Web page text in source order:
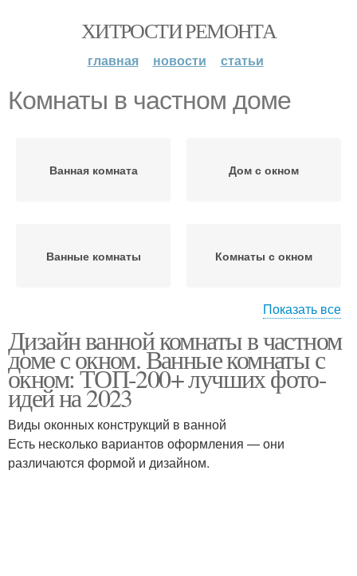
ХИТРОСТИ РЕМОНТА
главная новости статьи
Комнаты в частном доме
Ванная комната Дом с окном
Ванные комнаты Комнаты с окном
Комната с окном Комната в частном доме
Дом по собственному
проекту
Комнаты с душевой
Показать все
Дизайн ванной комнаты в частном
доме с окном. Ванные комнаты с
окном: ТОП-200+ лучших фото-
идей на 2023
Виды оконных конструкций в ванной
Есть несколько вариантов оформления — они
различаются формой и дизайном.